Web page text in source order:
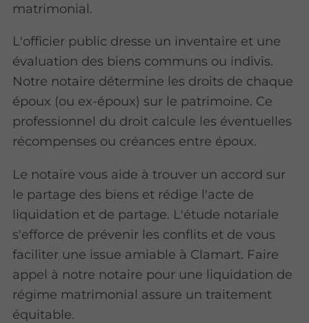
matrimonial.
L'officier public dresse un inventaire et une
évaluation des biens communs ou indivis.
Notre notaire détermine les droits de chaque
époux (ou ex-époux) sur le patrimoine. Ce
professionnel du droit calcule les éventuelles
récompenses ou créances entre époux.
Le notaire vous aide à trouver un accord sur
le partage des biens et rédige l'acte de
liquidation et de partage. L'étude notariale
s'efforce de prévenir les conflits et de vous
faciliter une issue amiable à Clamart. Faire
appel à notre notaire pour une liquidation de
régime matrimonial assure un traitement
équitable.